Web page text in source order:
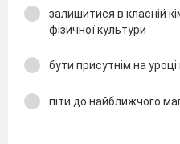
залишитися в класній
фізичної культури
бути присутнім на
піти до найближчого